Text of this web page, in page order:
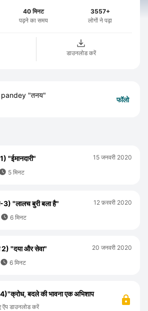
40 मिनट
पढ़ने का समय
3557+
लोगों ने पढ़ा
डाउनलोड करें
"तनय"
फॉलो
"ईमानदारी"
5 मिनट
15 जनवरी 2020
3) "लालच बुरी बला है"
 6 मिनट
12 फ़रवरी 2020
2) "दया और सेवा"
 6 मिनट
20 जनवरी 2020
4)"क्रोध, बदले की भावना एक अभिशाप
ऍप डाउनलोड करें